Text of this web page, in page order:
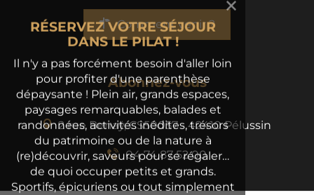
RÉSERVEZ VOTRE SÉJOUR
DANS LE PILAT !
Il n'y a pas forcément besoin d'aller loin
pour profiter d'une parenthèse
dépaysante ! Plein air, grands espaces,
paysages remarquables, balades et
randonnées, activités inédites, trésors
du patrimoine ou de la nature à
(re)découvrir, saveurs pour se régaler…
de quoi occuper petits et grands.
Sportifs, épicuriens ou tout simplement
Comment venir ?
Abonnez-vous
2 rue Benaÿ, CS50057 - 42410 Pélussin
04 74 87 52 00